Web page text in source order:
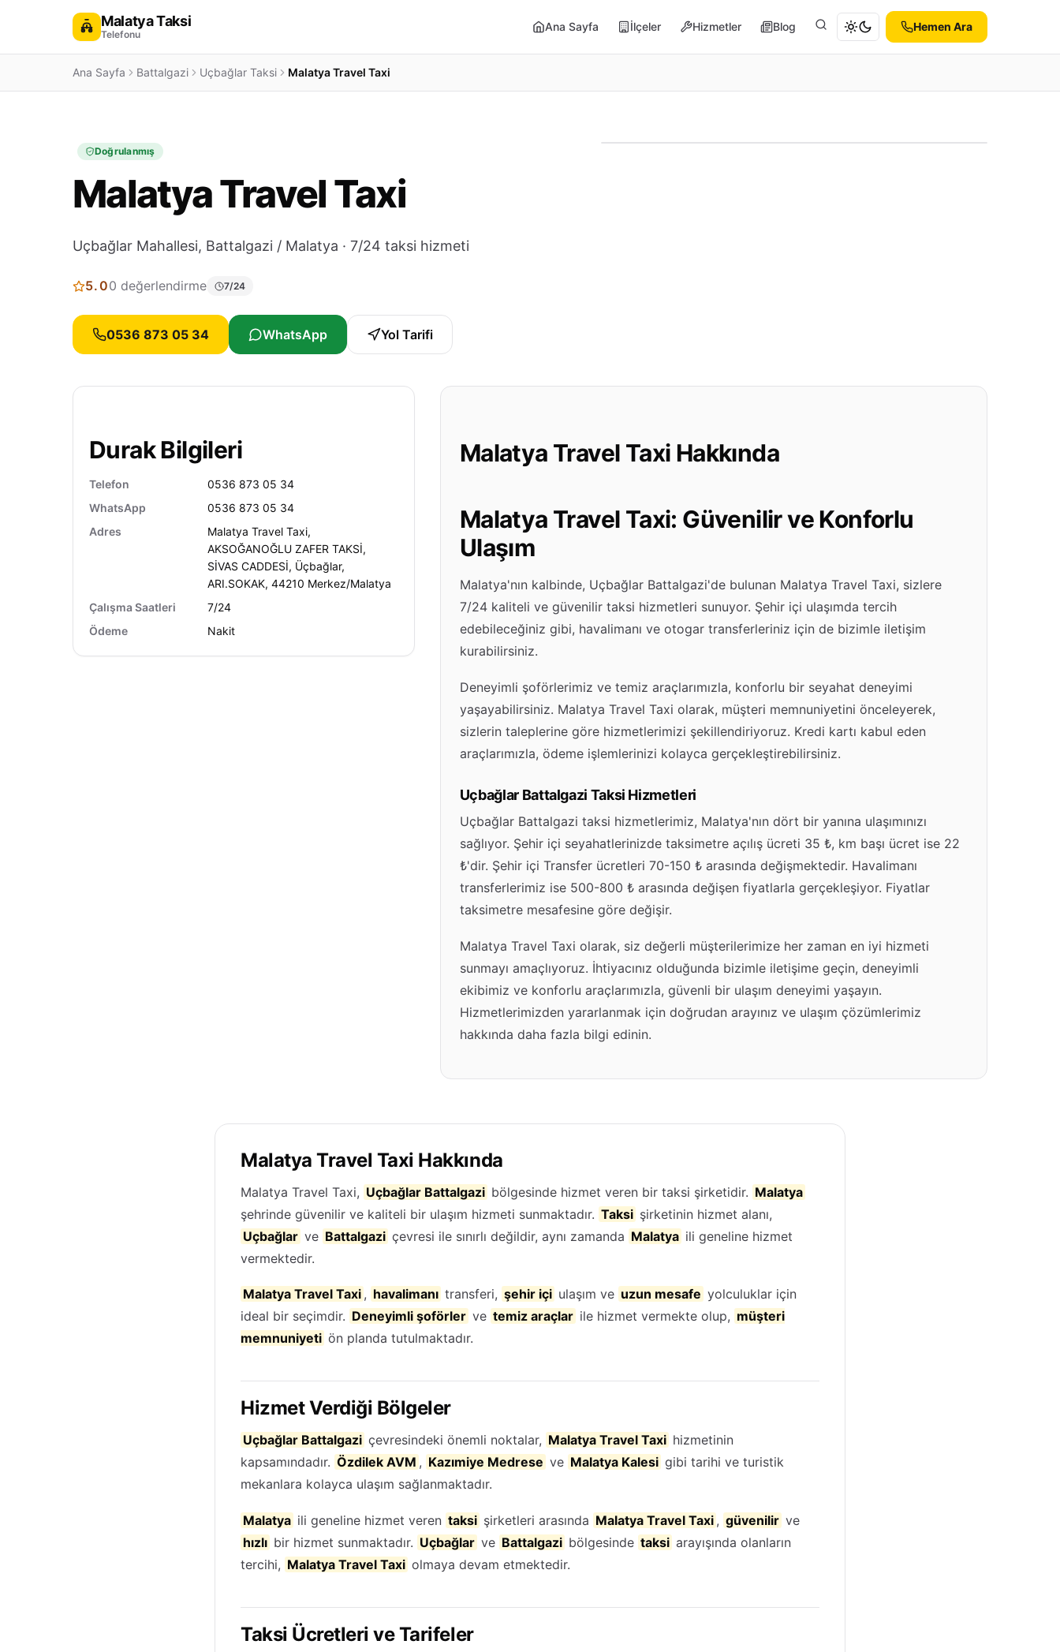
Malatya Taksi
Telefonu
Ana Sayfa İlçeler Hizmetler Blog Ara Hemen Ara
Ana Sayfa Battalgazi Uçbağlar Taksi Malatya Travel Taxi
Doğrulanmış
Malatya Travel Taxi
Uçbağlar Mahallesi, Battalgazi / Malatya · 7/24 taksi hizmeti
5.00 değerlendirme 7/24
0536 873 05 34 WhatsApp Yol Tarifi
Durak Bilgileri
Telefon
0536 873 05 34
WhatsApp
0536 873 05 34
Adres
Malatya Travel Taxi,
AKSOĞANOĞLU ZAFER TAKSİ,
SİVAS CADDESİ, Üçbağlar,
ARI.SOKAK, 44210 Merkez/Malatya
Çalışma Saatleri
7/24
Ödeme
Nakit
Malatya Travel Taxi Hakkında
Malatya Travel Taxi: Güvenilir ve Konforlu
Ulaşım
Malatya'nın kalbinde, Uçbağlar Battalgazi'de bulunan Malatya Travel Taxi, sizlere
7/24 kaliteli ve güvenilir taksi hizmetleri sunuyor. Şehir içi ulaşımda tercih
edebileceğiniz gibi, havalimanı ve otogar transferleriniz için de bizimle iletişim
kurabilirsiniz.
Deneyimli şoförlerimiz ve temiz araçlarımızla, konforlu bir seyahat deneyimi
yaşayabilirsiniz. Malatya Travel Taxi olarak, müşteri memnuniyetini önceleyerek,
sizlerin taleplerine göre hizmetlerimizi şekillendiriyoruz. Kredi kartı kabul eden
araçlarımızla, ödeme işlemlerinizi kolayca gerçekleştirebilirsiniz.
Uçbağlar Battalgazi Taksi Hizmetleri
Uçbağlar Battalgazi taksi hizmetlerimiz, Malatya'nın dört bir yanına ulaşımınızı
sağlıyor. Şehir içi seyahatlerinizde taksimetre açılış ücreti 35 ₺, km başı ücret ise 22
₺'dir. Şehir içi Transfer ücretleri 70-150 ₺ arasında değişmektedir. Havalimanı
transferlerimiz ise 500-800 ₺ arasında değişen fiyatlarla gerçekleşiyor. Fiyatlar
taksimetre mesafesine göre değişir.
Malatya Travel Taxi olarak, siz değerli müşterilerimize her zaman en iyi hizmeti
sunmayı amaçlıyoruz. İhtiyacınız olduğunda bizimle iletişime geçin, deneyimli
ekibimiz ve konforlu araçlarımızla, güvenli bir ulaşım deneyimi yaşayın.
Hizmetlerimizden yararlanmak için doğrudan arayınız ve ulaşım çözümlerimiz
hakkında daha fazla bilgi edinin.
Malatya Travel Taxi Hakkında
Malatya Travel Taxi, Uçbağlar Battalgazi bölgesinde hizmet veren bir taksi şirketidir. Malatya
şehrinde güvenilir ve kaliteli bir ulaşım hizmeti sunmaktadır. Taksi şirketinin hizmet alanı,
Uçbağlar ve Battalgazi çevresi ile sınırlı değildir, aynı zamanda Malatya ili geneline hizmet
vermektedir.
Malatya Travel Taxi , havalimanı transferi, şehir içi ulaşım ve uzun mesafe yolculuklar için
ideal bir seçimdir. Deneyimli şoförler ve temiz araçlar ile hizmet vermekte olup, müşteri
memnuniyeti ön planda tutulmaktadır.
Hizmet Verdiği Bölgeler
Uçbağlar Battalgazi çevresindeki önemli noktalar, Malatya Travel Taxi hizmetinin
kapsamındadır. Özdilek AVM , Kazımiye Medrese ve Malatya Kalesi gibi tarihi ve turistik
mekanlara kolayca ulaşım sağlanmaktadır.
Malatya ili geneline hizmet veren taksi şirketleri arasında Malatya Travel Taxi , güvenilir ve
hızlı bir hizmet sunmaktadır. Uçbağlar ve Battalgazi bölgesinde taksi arayışında olanların
tercihi, Malatya Travel Taxi olmaya devam etmektedir.
Taksi Ücretleri ve Tarifeler